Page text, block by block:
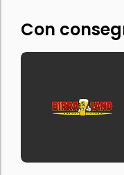
Con